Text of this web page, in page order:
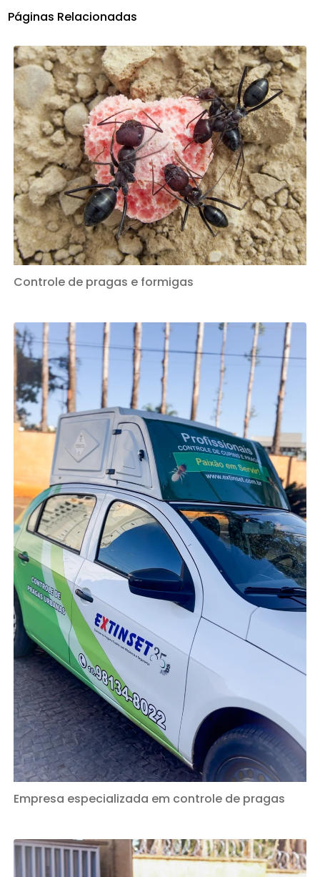
Páginas Relacionadas
Controle de pragas e formigas
Empresa especializada em controle de pragas